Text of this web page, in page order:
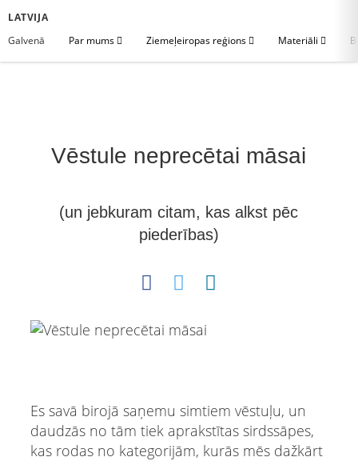
LATVIJA
Galvenā
Par mums Ziemeļeiropas reģions Materiāli
Vēstule neprecētai māsai
(un jebkuram citam, kas alkst pēc
piederības)
Es savā birojā saņemu simtiem vēstuļu, un
daudzās no tām tiek aprakstītas sirdssāpes,
kas rodas no kategorijām, kurās mēs dažkārt